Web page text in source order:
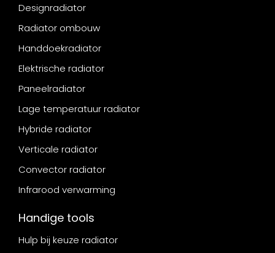
Designradiator
Radiator ombouw
Handdoekradiator
Elektrische radiator
Paneelradiator
Lage temperatuur radiator
Hybride radiator
Verticale radiator
Convector radiator
Infrarood verwarming
Handige tools
Hulp bij keuze radiator